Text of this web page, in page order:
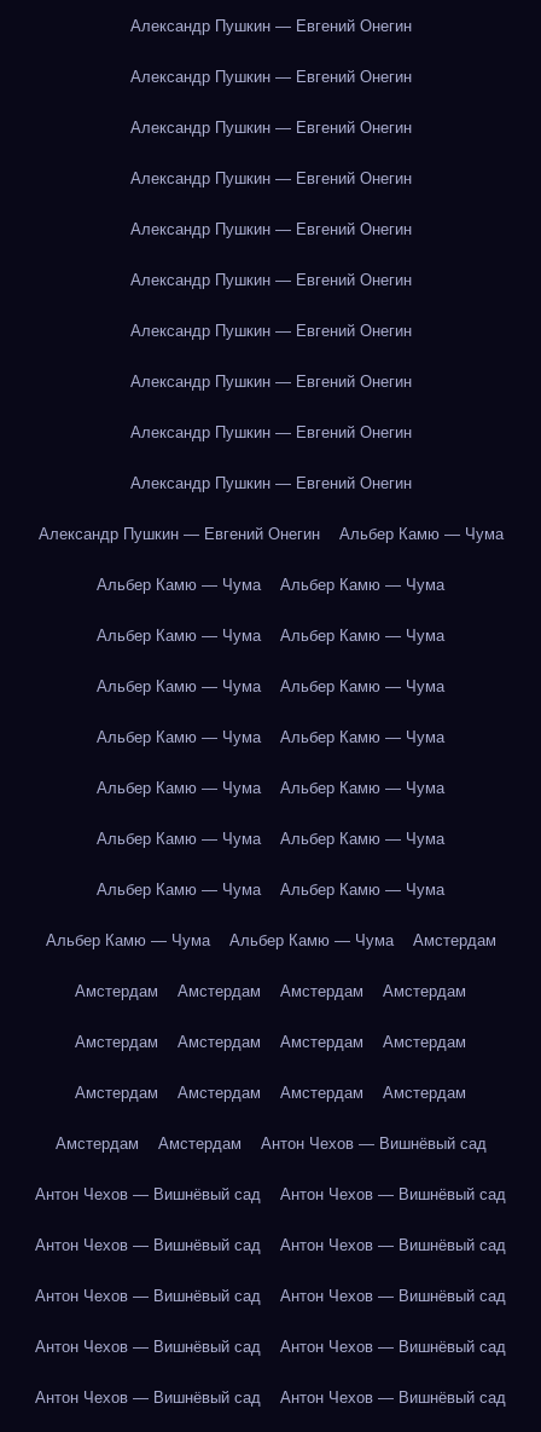
Александр Пушкин — Евгений Онегин
Александр Пушкин — Евгений Онегин
Александр Пушкин — Евгений Онегин
Александр Пушкин — Евгений Онегин
Александр Пушкин — Евгений Онегин
Александр Пушкин — Евгений Онегин
Александр Пушкин — Евгений Онегин
Александр Пушкин — Евгений Онегин
Александр Пушкин — Евгений Онегин
Александр Пушкин — Евгений Онегин
Александр Пушкин — Евгений Онегин Альбер Камю — Чума
Альбер Камю — Чума Альбер Камю — Чума
Альбер Камю — Чума Альбер Камю — Чума
Альбер Камю — Чума Альбер Камю — Чума
Альбер Камю — Чума Альбер Камю — Чума
Альбер Камю — Чума Альбер Камю — Чума
Альбер Камю — Чума Альбер Камю — Чума
Альбер Камю — Чума Альбер Камю — Чума
Альбер Камю — Чума Альбер Камю — Чума Амстердам
Амстердам Амстердам Амстердам Амстердам
Амстердам Амстердам Амстердам Амстердам
Амстердам Амстердам Амстердам Амстердам
Амстердам Амстердам Антон Чехов — Вишнёвый сад
Антон Чехов — Вишнёвый сад Антон Чехов — Вишнёвый сад
Антон Чехов — Вишнёвый сад Антон Чехов — Вишнёвый сад
Антон Чехов — Вишнёвый сад Антон Чехов — Вишнёвый сад
Антон Чехов — Вишнёвый сад Антон Чехов — Вишнёвый сад
Антон Чехов — Вишнёвый сад Антон Чехов — Вишнёвый сад